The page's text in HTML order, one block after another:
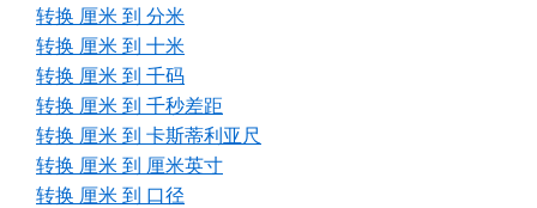
转换 厘米 到 分米
转换 厘米 到 十米
转换 厘米 到 千码
转换 厘米 到 千秒差距
转换 厘米 到 卡斯蒂利亚尺
转换 厘米 到 厘米英寸
转换 厘米 到 口径